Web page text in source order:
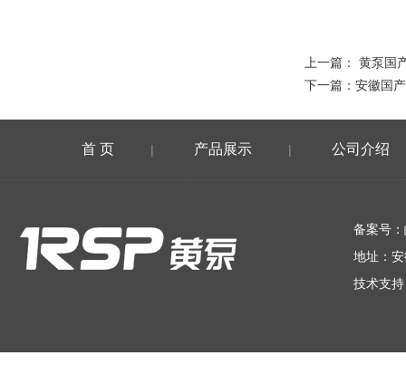
上一篇： 黄泵国
下一篇： 安徽国
首 页 | 产品展示 | 公司介绍
备案号：
地址：
技术支